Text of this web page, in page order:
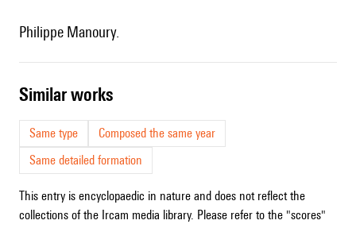
Philippe Manoury.
similar works
Same type
Composed the same year
Same detailed formation
This entry is encyclopaedic in nature and does not reflect the
collections of the Ircam media library. Please refer to the "scores"